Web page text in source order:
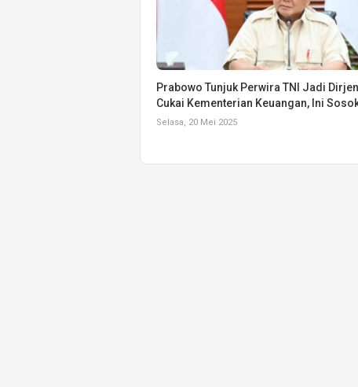
Prabowo Tunjuk Perwira TNI Jadi
Cukai Kementerian Keuangan, Ini
Selasa, 20 Mei 2025